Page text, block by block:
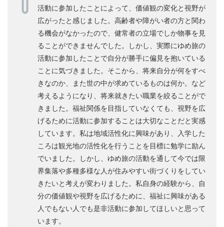
活動に参加したことによって、価値観の変化と視野が
広がったと感じました。高齢者や障がい者の方と関わ
る機会がなかったので、健常者の立場でしか物事を見
ることができませんでした。しかし、実際にゆめ旅の
活動に参加したことで自分が勝手に偏見を抱いている
ことに気づきました。そこから、将来自分が何をすべ
きなのか、また世の中が求めているものは何か。など
考えるようになり、将来就きたい職業を絞ることがで
きました。福祉関係を目指していなくても、視野を広
げるために活動に参加することは大切なことだと実感
しています。私は地域活性化に興味があり、入学した
ころは観光地の活性化を行うことを目標に勉学に励ん
でいました。しかし、ゆめ旅の活動を通して今では限
界集落や多種多様な人が住みやすい街づくりをしてい
きたいと考えが変わりました。私自身の経験から、自
分の価値観や視野を広げるために、福祉に興味がある
人でもない人でも是非活動に参加してほしいと思って
います。